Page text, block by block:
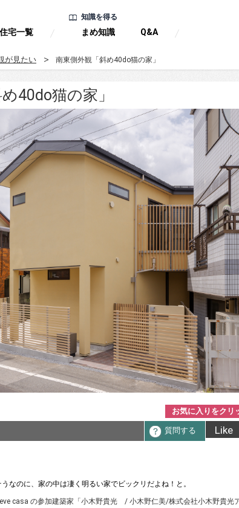
宅一覧
知識を得る
まめ知識 Q&A
が見たい 南東側外観「斜め40do猫の家」
40do猫の家」
お気に入りをクリ
質問する Like
なのに、家の中は凄く明るい家でビックリだよね！と。
casa の参加建築家「小木野貴光 / 小木野仁美/株式会社小木野貴光